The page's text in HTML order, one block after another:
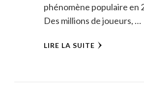
phénomène populaire en
Des millions de joueurs, …
LIRE LA SUITE